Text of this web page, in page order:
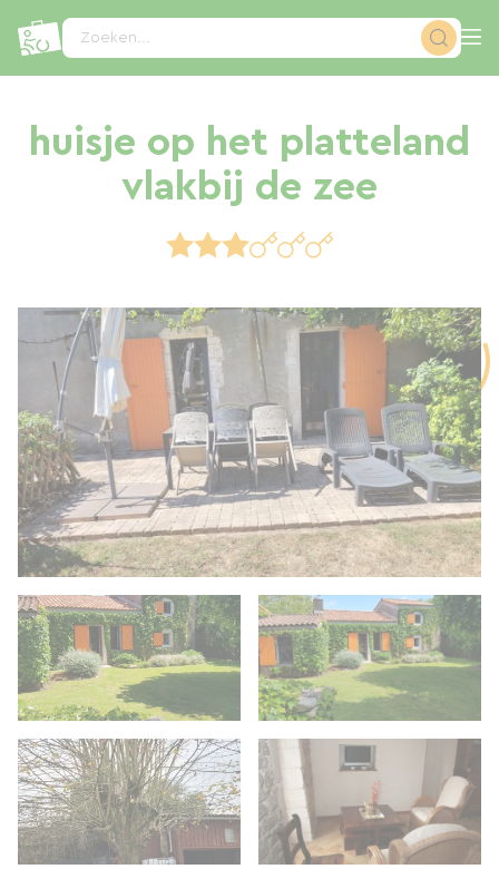
Zoeken...
huisje op het platteland
vlakbij de zee
Cookies beheer paneel